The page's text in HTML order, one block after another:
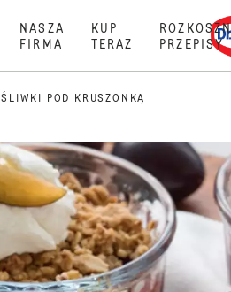
NASZA
FIRMA
KUP
TERAZ
PRZEPISY
ŚLIWKI POD KRUSZONKĄ